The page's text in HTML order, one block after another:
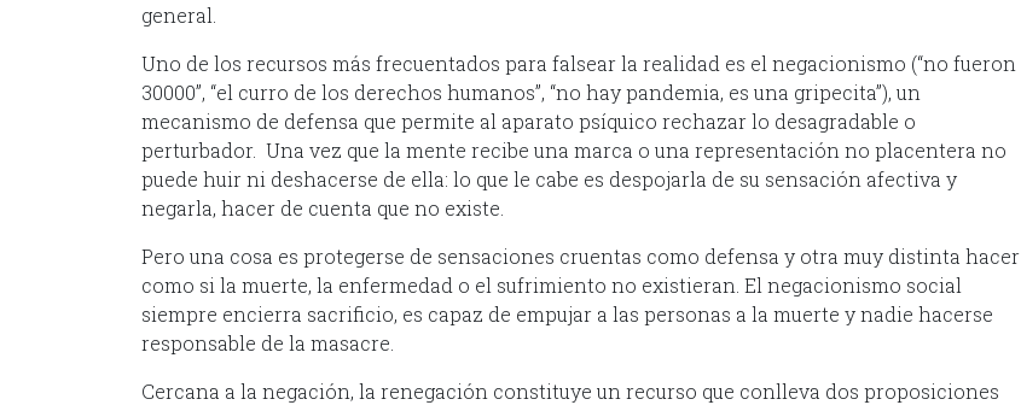
general.
Uno de los recursos más frecuentados para falsear la realidad es el negacionismo (“no fueron
30000”, “el curro de los derechos humanos”, “no hay pandemia, es una gripecita”), un
mecanismo de defensa que permite al aparato psíquico rechazar lo desagradable o
perturbador. Una vez que la mente recibe una marca o una representación no placentera no
puede huir ni deshacerse de ella: lo que le cabe es despojarla de su sensación afectiva y
negarla, hacer de cuenta que no existe.
Pero una cosa es protegerse de sensaciones cruentas como defensa y otra muy distinta hacer
como si la muerte, la enfermedad o el sufrimiento no existieran. El negacionismo social
siempre encierra sacrificio, es capaz de empujar a las personas a la muerte y nadie hacerse
responsable de la masacre.
Cercana a la negación, la renegación constituye un recurso que conlleva dos proposiciones